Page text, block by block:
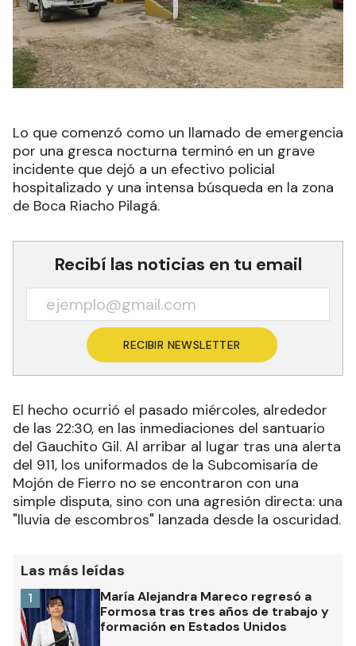
Lo que comenzó como un llamado de emergencia
por una gresca nocturna terminó en un grave
incidente que dejó a un efectivo policial
hospitalizado y una intensa búsqueda en la zona
de Boca Riacho Pilagá.
Recibí las noticias en tu email
RECIBIR NEWSLETTER
El hecho ocurrió el pasado miércoles, alrededor
de las 22:30, en las inmediaciones del santuario
del Gauchito Gil. Al arribar al lugar tras una alerta
del 911, los uniformados de la Subcomisaría de
Mojón de Fierro no se encontraron con una
simple disputa, sino con una agresión directa: una
"lluvia de escombros" lanzada desde la oscuridad.
Las más leídas
María Alejandra Mareco regresó a
Formosa tras tres años de trabajo y
formación en Estados Unidos
1